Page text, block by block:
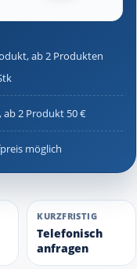
ab 2 Produkten
ab 2 Produkt 50 €
möglich
KURZFRISTIG
Telefonisch
anfragen